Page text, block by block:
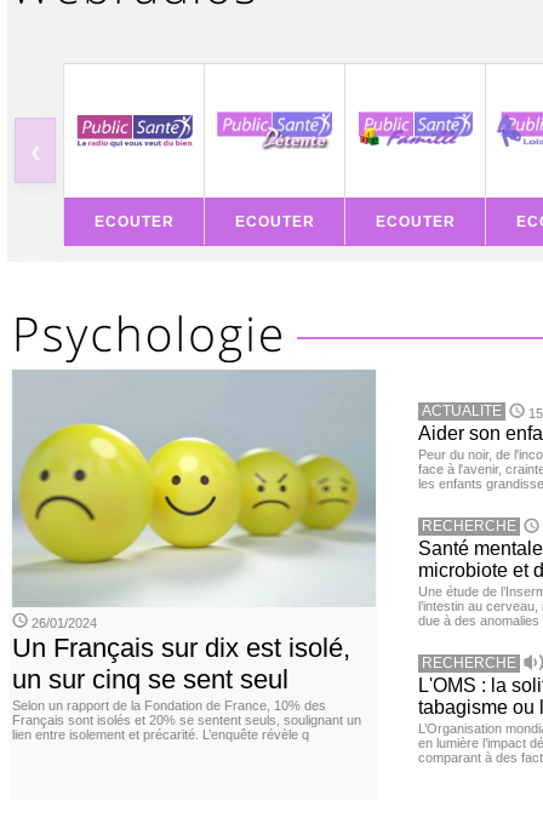
‹
ECOUTER ECOUTER ECOUTER
26/01/2024
Un Français sur dix est isolé,
un sur cinq se sent seul
Selon un rapport de la Fondation de France, 10% des
Français sont isolés et 20% se sentent seuls, soulignant un
lien entre isolement et précarité. L’enquête révèle q
ACTUALITE
Aider son
Peur du noir, de
face à l'avenir,
les enfants
RECHERCHE
Santé
microbiote et
Une étude de
l’intestin au
due à des
RECHERCHE
L'OMS : la
tabagisme ou
L’Organisation
en lumière l’impact
comparant à des